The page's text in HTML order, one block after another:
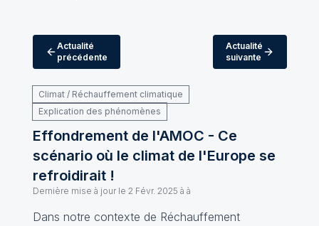
Actualité
précédente
Actualité
suivante
Climat / Réchauffement climatique
Explication des phénomènes
Effondrement de l'AMOC - Ce
scénario où le climat de l'Europe se
refroidirait !
Dernière mise à jour le 2 Févr. 2025 à à
Dans notre contexte de Réchauffement